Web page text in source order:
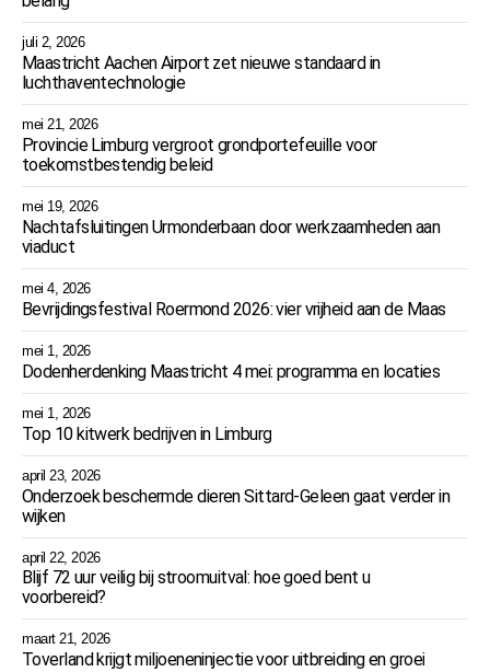
juli 2, 2026
Maastricht Aachen Airport zet nieuwe standaard in
luchthaventechnologie
mei 21, 2026
Provincie Limburg vergroot grondportefeuille voor
toekomstbestendig beleid
mei 19, 2026
Nachtafsluitingen Urmonderbaan door werkzaamheden aan
viaduct
mei 4, 2026
Bevrijdingsfestival Roermond 2026: vier vrijheid aan de Maas
mei 1, 2026
Dodenherdenking Maastricht 4 mei: programma en locaties
mei 1, 2026
Top 10 kitwerk bedrijven in Limburg
april 23, 2026
Onderzoek beschermde dieren Sittard-Geleen gaat verder in
wijken
april 22, 2026
Blijf 72 uur veilig bij stroomuitval: hoe goed bent u
voorbereid?
maart 21, 2026
Toverland krijgt miljoeneninjectie voor uitbreiding en groei